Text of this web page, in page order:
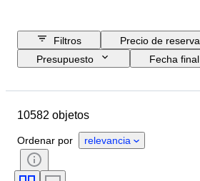
Filtros
Precio de reserva
Presupuesto
Fecha final
Longitud de la correa del reloj
País de origen
Género
Estado
Certificado
10582 objetos
Ordenar por relevancia